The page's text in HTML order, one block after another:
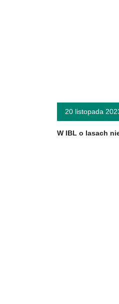
20 listopada
W IBL o lasach